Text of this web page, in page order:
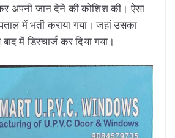
अपनी जान देने की कोशिश की। ऐसा
में भर्ती कराया गया। जहां उसका
में डिस्चार्ज कर दिया गया।